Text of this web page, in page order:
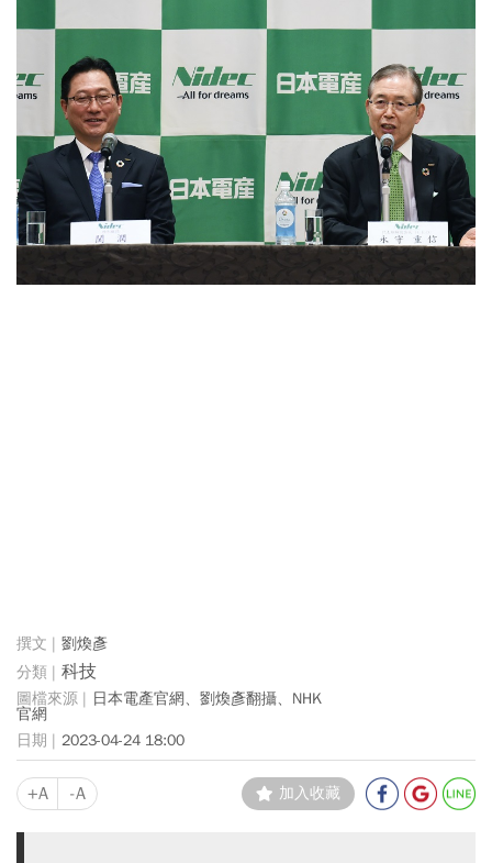
劉煥彥
科技
日本電產官網、劉煥彥翻攝、NHK
官網
2023-04-24 18:00
+A -A 加入收藏